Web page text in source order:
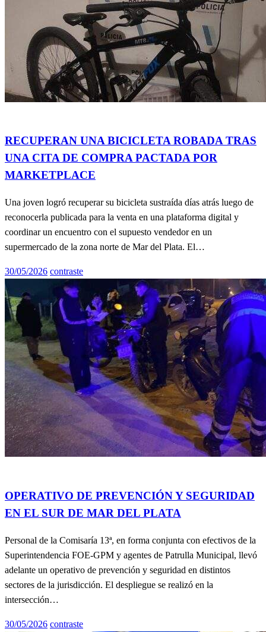
RECUPERAN UNA BICICLETA ROBADA TRAS
UNA CITA DE COMPRA PACTADA POR
MARKETPLACE
Una joven logró recuperar su bicicleta sustraída días atrás luego de
reconocerla publicada para la venta en una plataforma digital y
coordinar un encuentro con el supuesto vendedor en un
supermercado de la zona norte de Mar del Plata. El…
Publicado
el
30/05/2026 contraste
OPERATIVO DE PREVENCIÓN Y SEGURIDAD
EN EL SUR DE MAR DEL PLATA
Personal de la Comisaría 13ª, en forma conjunta con efectivos de la
Superintendencia FOE-GPM y agentes de Patrulla Municipal, llevó
adelante un operativo de prevención y seguridad en distintos
sectores de la jurisdicción. El despliegue se realizó en la
intersección…
Publicado
30/05/2026 contraste